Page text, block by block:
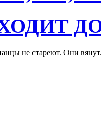
не стареют. Они